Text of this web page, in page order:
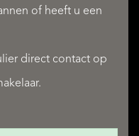
of heeft u een
direct contact op